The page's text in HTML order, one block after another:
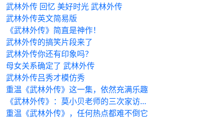
武林外传 回忆 美好时光 武林外传
武林外传英文简易版
《武林外传》简直是神作！
武林外传的搞笑片段来了
武林外传你还有印象吗？
母女关系确定了 武林外传
武林外传吕秀才模仿秀
重温《武林外传》这一集，依然充满乐趣
《武林外传》：莫小贝老师的三次家访…
重温《武林外传》，任何热点都难不倒它